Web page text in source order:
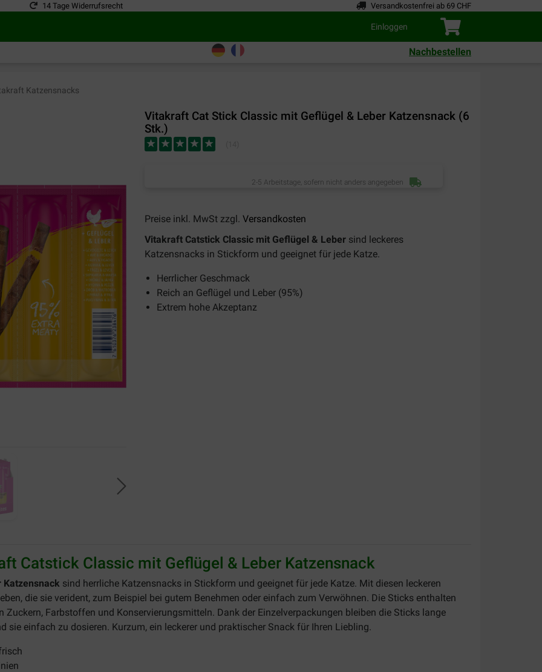
14 Tage Widerrufsrecht Versandkostenfrei ab 69 CHF
Einloggen
Nachbestellen
Katzensnacks
Vitakraft Cat Stick Classic mit Geflügel & Leber Katzensnack (6
Stk.)
2-5 Arbeitstage, sofern nicht anders angegeben
Preise inkl. MwSt zzgl. Versandkosten
Vitakraft Catstick Classic mit Geflügel & Leber sind leckeres
Katzensnacks in Stickform und geeignet für jede Katze.
Herrlicher Geschmack
Reich an Geflügel und Leber (95%)
Extrem hohe Akzeptanz
Catstick Classic mit Geflügel & Leber Katzensnack
Katzensnack sind herrliche Katzensnacks in Stickform und geeignet für jede Katze. Mit diesen leckeren
die sie verident, zum Beispiel bei gutem Benehmen oder einfach zum Verwöhnen. Die Sticks enthalten
Farbstoffen und Konservierungsmitteln. Dank der Einzelverpackungen bleiben die Sticks lange
sie einfach zu dosieren. Kurzum, ein leckerer und praktischer Snack für Ihren Liebling.